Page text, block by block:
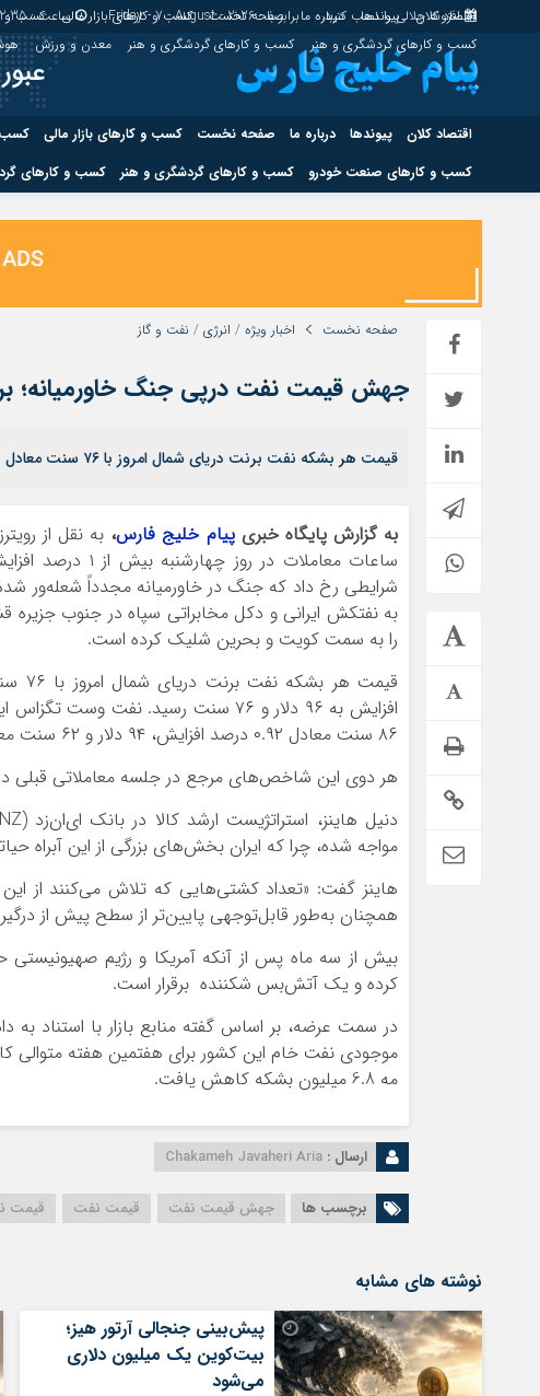
افزونه جلالی را نصب کنید. برابر با : Friday - 7 - August - 2026 ساعت : اقتصاد کلان پیوندها درباره ما صفحه نخست کسب و کارهای بازار مالی کسب و
کسب و کارهای گردشگری و هنر
کسب و کارهای گردشگری و هنر معدن و ورزش
اقتصاد کلان پیوندها درباره ما صفحه نخست کسب و کارهای بازار مالی کسب
کسب و کارهای صنعت خودرو
کسب و کارهای گردشگری و هنر کسب و کارهای
اقتصاد کلان پیوندها
کسب و کارهای حوزه
هوش مصنوعی
صفحه نخست اخبار ویژه / انرژی / نفت و گاز
جهش قیمت نفت درپی جنگ خاورمیانه؛ برنت در مرز
قیمت هر بشکه نفت برنت دریای شمال امروز با ۷۶ سنت معادل ۰.۷۹ درصد افزایش به ۹۶ دلار و ۷۶ سنت رسید.
به گزارش پایگاه خبریپیام خلیج فارس، به نقل از
ساعات معاملات در روز
شرایطی رخ داد که جنگ در خاورمیانه مجدداً شعله‌ور
به نفتکش ایرانی و دکل مخابراتی سپاه در جنوب جزیره
را به سمت کویت و بحرین شلیک کرده است.
افزایش به ۹۶ دلار و ۷۶ سنت رسید. نفت وست
۸۶ سنت معادل ۰.۹۲ درصد افزایش، ۹۴ دلار و ۶۲ سنت معامله می‌شود.
هر دوی این شاخص‌های مرجع در جلسه معاملاتی قبلی
مواجه شده، چرا که ایران بخش‌های بزرگی از این آبراه
هاینز گفت: «تعداد کشتی‌هایی که تلاش می‌کنند از این
همچنان به‌طور قابل‌توجهی پایین‌تر از سطح پیش از
بیش از سه ماه پس از آنکه آمریکا و رژیم صهیونیستی
کرده و یک آتش‌بس شکننده برقرار است.
مه 6.8 میلیون بشکه کاهش یافت.
ارسال : Chakameh Javaheri Aria
برچسب ها جهش قیمت نفت قیمت نفت قیمت
نوشته های مشابه
پیش‌بینی جنجالی آرتور هیز؛
بیت‌کوین یک میلیون دلاری
می‌شود